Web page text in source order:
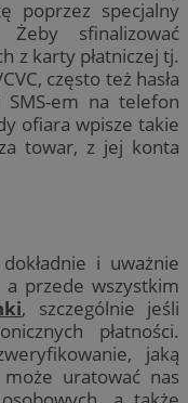
poprzez specjalny
sfinalizować
z karty płatniczej tj.
często też hasła
SMS-em na telefon
ofiara wpisze takie
towar, z jej konta
i uważnie
przede wszystkim
, szczególnie jeśli
płatności.
jaką
uratować nas